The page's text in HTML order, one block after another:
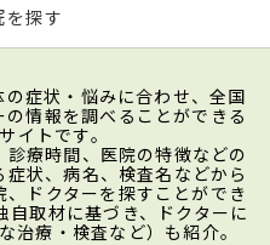
を探す
症状・悩みに合わせ、全国
情報を調べることができる
イトです。
療時間、医院の特徴などの
状、病名、検査名などから
ドクターを探すことができ
自取材に基づき、ドクターに
治療・検査など）も紹介。